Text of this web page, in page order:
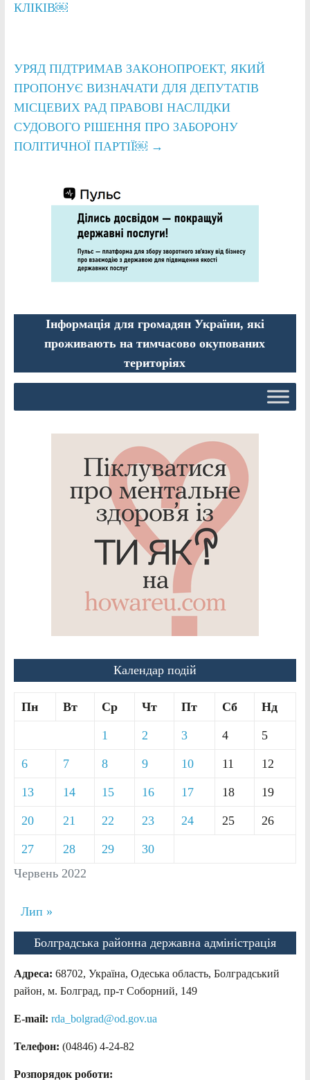
КЛІКІВ￼
УРЯД ПІДТРИМАВ ЗАКОНОПРОЕКТ, ЯКИЙ
ПРОПОНУЄ ВИЗНАЧАТИ ДЛЯ ДЕПУТАТІВ
МІСЦЕВИХ РАД ПРАВОВІ НАСЛІДКИ
СУДОВОГО РІШЕННЯ ПРО ЗАБОРОНУ
ПОЛІТИЧНОЇ ПАРТІЇ￼ →
Інформація для громадян України, які
проживають на тимчасово окупованих
територіях
Календар подій
Червень 2022
Пн Вт Ср Чт Пт Сб Нд
1 2 3 4 5
6 7 8 9 10 11 12
13 14 15 16 17 18 19
20 21 22 23 24 25 26
27 28 29 30
Лип »
Болградська районна державна адміністрація
Адреса: 68702, Україна, Одеська область, Болградський
район, м. Болград, пр-т Соборний, 149
E-mail: rda_bolgrad@od.gov.ua
Телефон: (04846) 4-24-82
Розпорядок роботи: